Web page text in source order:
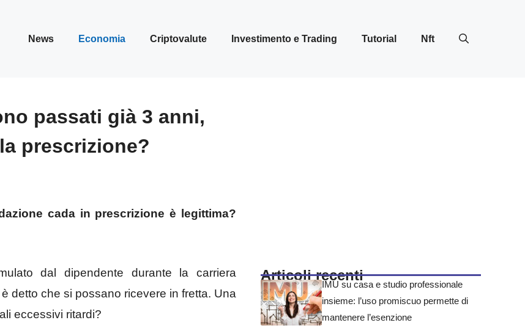
News Economia Criptovalute Investimento e Trading Tutorial Nft
passati già 3 anni,
prescrizione?
cada in prescrizione è legittima?
dal dipendente durante la carriera
detto che si possano ricevere in fretta. Una
eccessivi ritardi?
Articoli recenti
IMU su casa e studio professionale
insieme: l’uso promiscuo permette di
mantenere l’esenzione